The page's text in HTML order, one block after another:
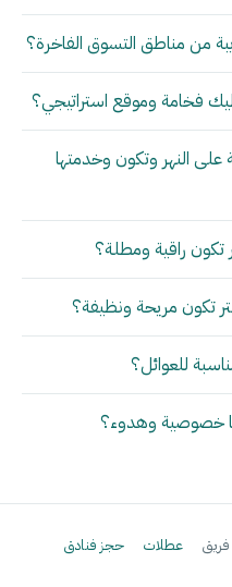
من مناطق التسوق الفاخرة؟
فخامة وموقع استراتيجي؟
النهر وتكون وخدمتها
راقية ومطلة؟
تكون مريحة ونظيفة؟
للعوائل؟
خصوصية وهدوء؟
عطلات حجز فنادق